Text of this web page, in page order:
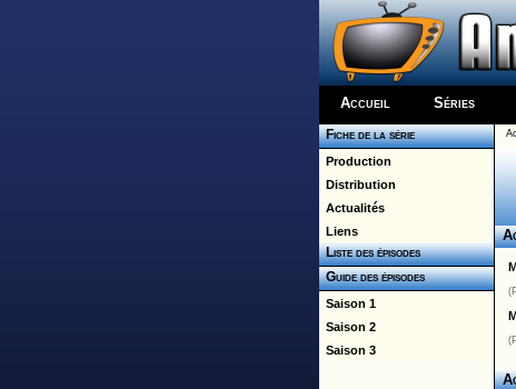
Accueil Séries
Fiche de la série
Production
Distribution
Actualités
Liens
Liste des épisodes
Guide des épisodes
Saison 1
Saison 2
Saison 3